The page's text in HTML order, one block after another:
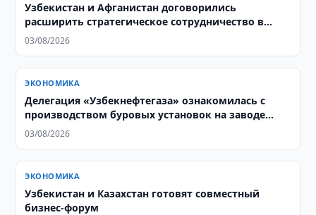
Узбекистан и Афганистан договорились
расширить стратегическое сотрудничество в
энергетике
03/08/2026
ЭКОНОМИКА
Делегация «Узбекнефтегаза» ознакомилась с
производством буровых установок на заводе
Honghua Group
03/08/2026
ЭКОНОМИКА
Узбекистан и Казахстан готовят совместный
бизнес-форум